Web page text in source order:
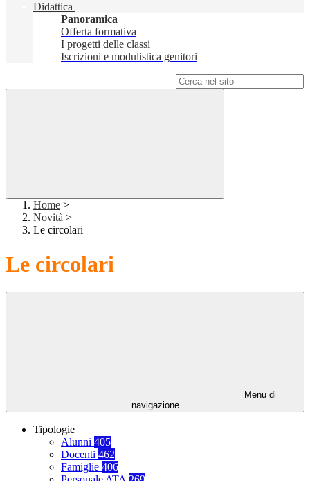
Didattica
Panoramica
Offerta formativa
I progetti delle classi
Iscrizioni e modulistica genitori
Home >
Novità >
Le circolari
Le circolari
Menu di
navigazione
Tipologie
Alunni 405
Docenti 462
Famiglie 406